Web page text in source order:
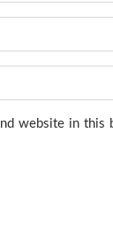
website in